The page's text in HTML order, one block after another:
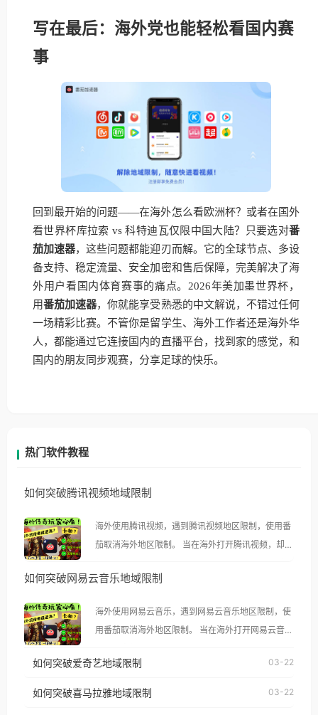
写在最后：海外党也能轻松看国内赛
事
回到最开始的问题——在海外怎么看欧洲杯？或者在国外
看世界杯库拉索 vs 科特迪瓦仅限中国大陆？只要选对番
茄加速器，这些问题都能迎刃而解。它的全球节点、多设
备支持、稳定流量、安全加密和售后保障，完美解决了海
外用户看国内体育赛事的痛点。2026年美加墨世界杯，
用番茄加速器，你就能享受熟悉的中文解说，不错过任何
一场精彩比赛。不管你是留学生、海外工作者还是海外华
人，都能通过它连接国内的直播平台，找到家的感觉，和
国内的朋友同步观赛，分享足球的快乐。
热门软件教程
如何突破腾讯视频地域限制
海外使用腾讯视频，遇到腾讯视频地区限制，使用番
茄取消海外地区限制。 当在海外打开腾讯视频，却突
示语。 海外用户如香港、澳门、台湾、美国、加拿
像其他音乐平台一样，出现地区及版权限制问题，且
仅能在中国大陆地区播放。 遇到这个问题的朋友们，
台湾、美国、加拿大、澳大利亚、欧洲等国家和地区
如何突破网易云音乐地域限制
海外使用网易云音乐，遇到网易云音乐地区限制，使
用番茄取消海外地区限制。 当在海外打开网易云音
播放”的提示语。 海外用户如香港、澳门、台湾、美
如何突破爱奇艺地域限制 03-22
如何突破喜马拉雅地域限制 03-22